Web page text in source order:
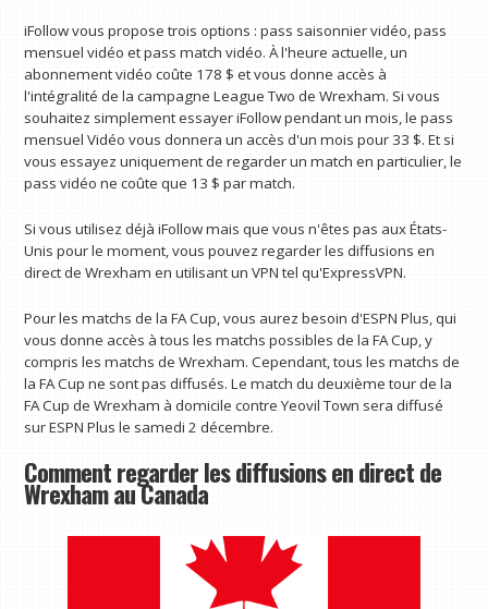
iFollow vous propose trois options : pass saisonnier vidéo, pass
mensuel vidéo et pass match vidéo. À l'heure actuelle, un
abonnement vidéo coûte 178 $ et vous donne accès à
l'intégralité de la campagne League Two de Wrexham. Si vous
souhaitez simplement essayer iFollow pendant un mois, le pass
mensuel Vidéo vous donnera un accès d'un mois pour 33 $. Et si
vous essayez uniquement de regarder un match en particulier, le
pass vidéo ne coûte que 13 $ par match.
Si vous utilisez déjà iFollow mais que vous n'êtes pas aux États-
Unis pour le moment, vous pouvez regarder les diffusions en
direct de Wrexham en utilisant un VPN tel qu'ExpressVPN.
Pour les matchs de la FA Cup, vous aurez besoin d'ESPN Plus, qui
vous donne accès à tous les matchs possibles de la FA Cup, y
compris les matchs de Wrexham. Cependant, tous les matchs de
la FA Cup ne sont pas diffusés. Le match du deuxième tour de la
FA Cup de Wrexham à domicile contre Yeovil Town sera diffusé
sur ESPN Plus le samedi 2 décembre.
Comment regarder les diffusions en direct de
Wrexham au Canada